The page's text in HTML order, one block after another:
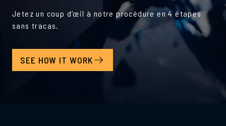
Jetez un coup d’œil à notre procédure en 4 étapes
sans tracas.
SEE HOW IT WORK